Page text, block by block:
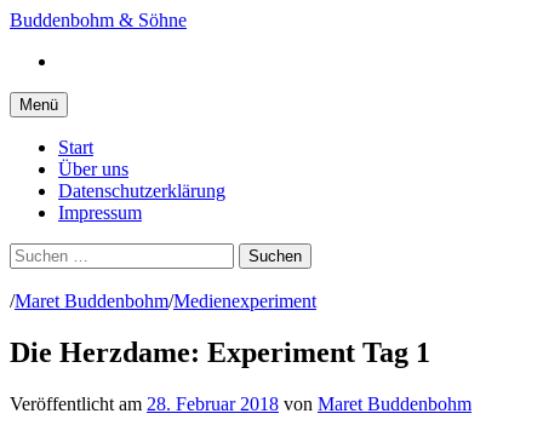
Springe
Inhalt
Buddenbohm & Söhne
Menü
Start
Über uns
Datenschutzerklärung
Impressum
Suchen
nach:
/Maret Buddenbohm/Medienexperiment
Die Herzdame: Experiment Tag 1
Veröffentlicht am 28. Februar 2018 von Maret Buddenbohm